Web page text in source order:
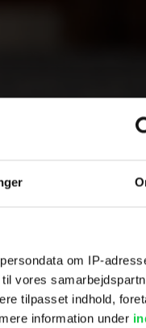
om IP-
vores
tilpasset indhold,
information under